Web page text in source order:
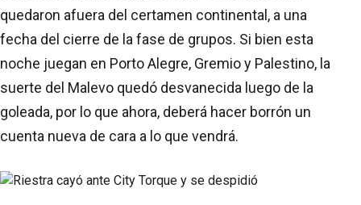
quedaron afuera del certamen continental, a una
fecha del cierre de la fase de grupos. Si bien esta
noche juegan en Porto Alegre, Gremio y Palestino, la
suerte del Malevo quedó desvanecida luego de la
goleada, por lo que ahora, deberá hacer borrón un
cuenta nueva de cara a lo que vendrá.